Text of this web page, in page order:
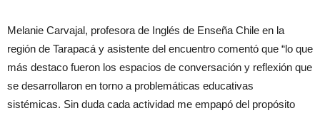
Melanie Carvajal, profesora de Inglés de Enseña Chile en la
región de Tarapacá y asistente del encuentro comentó que “lo que
más destaco fueron los espacios de conversación y reflexión que
se desarrollaron en torno a problemáticas educativas
sistémicas. Sin duda cada actividad me empapó del propósito